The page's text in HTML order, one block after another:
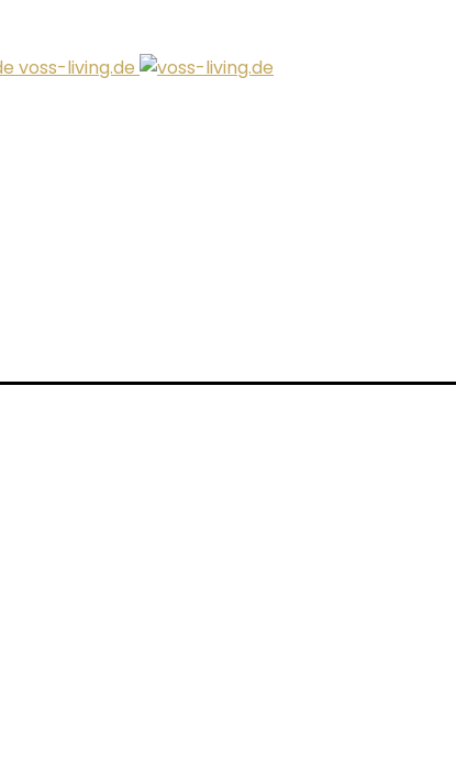
voss-living.de